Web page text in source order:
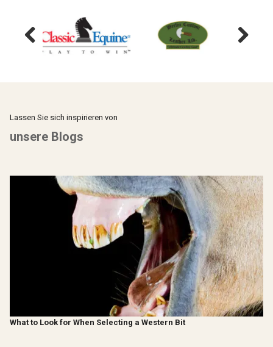
Previous
Lassen Sie sich inspirieren von
unsere Blogs
What to Look for When Selecting a Western Bit